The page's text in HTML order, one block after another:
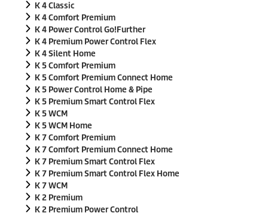
K 4 Classic
K 4 Comfort Premium
K 4 Power Control Go!Further
K 4 Premium Power Control Flex
K 4 Silent Home
K 5 Comfort Premium
K 5 Comfort Premium Connect Home
K 5 Power Control Home & Pipe
K 5 Premium Smart Control Flex
K 5 WCM
K 5 WCM Home
K 7 Comfort Premium
K 7 Comfort Premium Connect Home
K 7 Premium Smart Control Flex
K 7 Premium Smart Control Flex Home
K 7 WCM
K 2 Premium
K 2 Premium Power Control